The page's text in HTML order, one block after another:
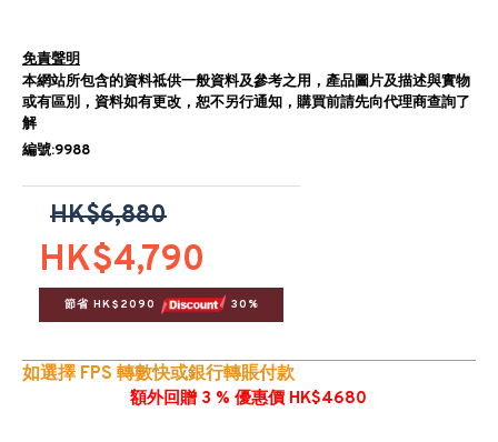
免責聲明
本網站所包含的資料祗供一般資料及參考之用，產品圖片及描述與實物
或有區別，資料如有更改，恕不另行通知，購買前請先向代理商查詢了
解
編號:9988
HK$4,790
HK$6,880
節省 HK$2090 30%
如選擇 FPS 轉數快或銀行轉賬付款
額外回贈 3 % 優惠價 HK$4680